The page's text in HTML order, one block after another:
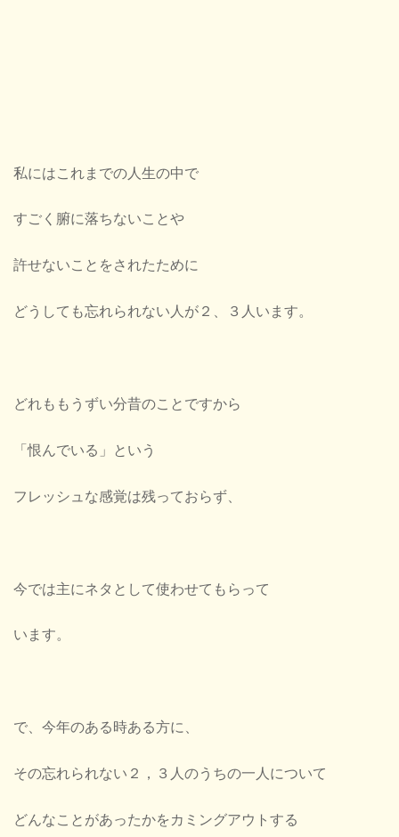
私にはこれまでの人生の中で
すごく腑に落ちないことや
許せないことをされたために
どうしても忘れられない人が２、３人います。
どれももうずい分昔のことですから
「恨んでいる」という
フレッシュな感覚は残っておらず、
今では主にネタとして使わせてもらって
います。
で、今年のある時ある方に、
その忘れられない２，３人のうちの一人について
どんなことがあったかをカミングアウトする